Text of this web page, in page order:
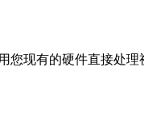
现有的硬件直接处